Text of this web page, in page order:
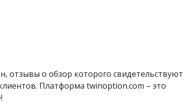
отзывы о обзор которого свидетельствуют
Платформа twinoption.com – это